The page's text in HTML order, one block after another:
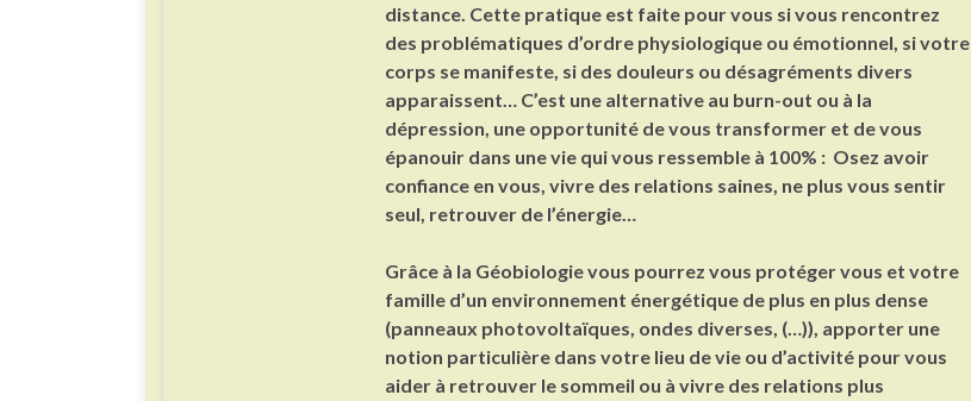
distance. Cette pratique est faite pour vous si vous rencontrez
des problématiques d’ordre physiologique ou émotionnel, si votre
corps se manifeste, si des douleurs ou désagréments divers
apparaissent… C’est une alternative au burn-out ou à la
dépression, une opportunité de vous transformer et de vous
épanouir dans une vie qui vous ressemble à 100% : Osez avoir
confiance en vous, vivre des relations saines, ne plus vous sentir
seul, retrouver de l’énergie…
Grâce à la Géobiologie vous pourrez vous protéger vous et votre
famille d’un environnement énergétique de plus en plus dense
(panneaux photovoltaïques, ondes diverses, (…)), apporter une
notion particulière dans votre lieu de vie ou d’activité pour vous
aider à retrouver le sommeil ou à vivre des relations plus